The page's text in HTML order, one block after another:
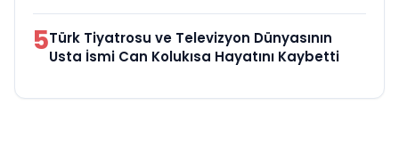
5Türk Tiyatrosu ve Televizyon Dünyasının
Usta İsmi Can Kolukısa Hayatını Kaybetti